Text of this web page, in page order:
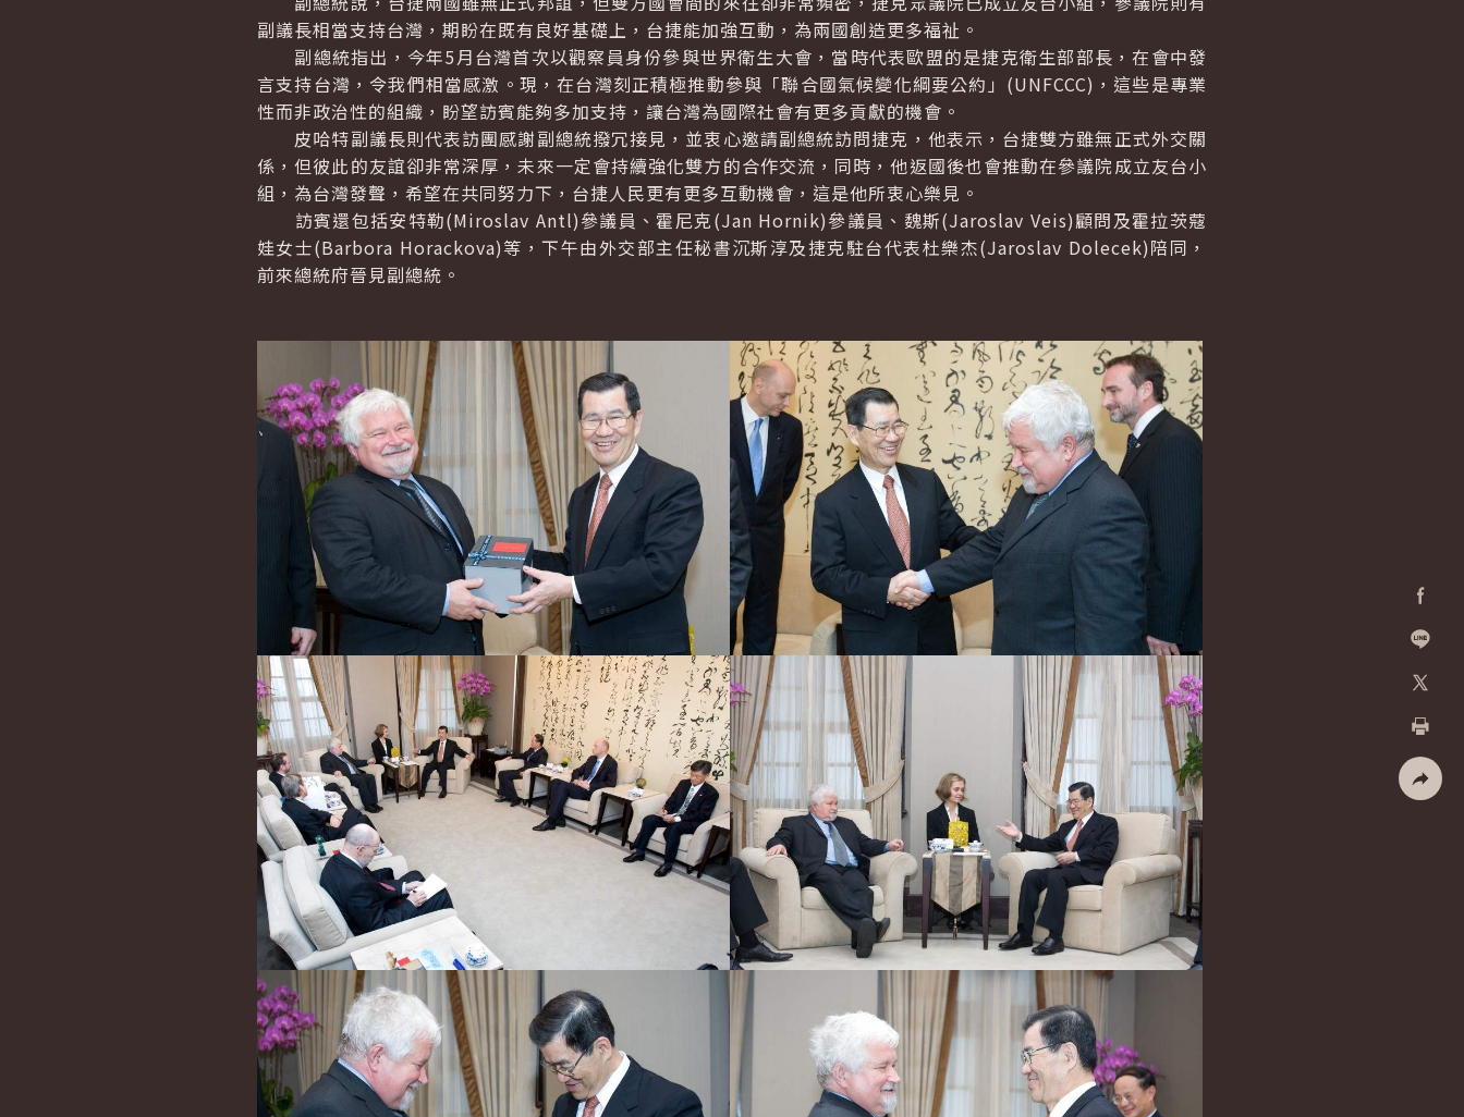
加入好
列印
副議長相當支持台灣，期盼在既有良好基礎上，台捷能加強互動，為兩國創造更多福祉。
副總統指出，今年5月台灣首次以觀察員身份參與世界衛生大會，當時代表歐盟的是捷克衛生部部長，在會中發
言支持台灣，令我們相當感激。現，在台灣刻正積極推動參與「聯合國氣候變化綱要公約」(UNFCCC)，這些是專業
性而非政治性的組織，盼望訪賓能夠多加支持，讓台灣為國際社會有更多貢獻的機會。
皮哈特副議長則代表訪團感謝副總統撥冗接見，並衷心邀請副總統訪問捷克，他表示，台捷雙方雖無正式外交關
係，但彼此的友誼卻非常深厚，未來一定會持續強化雙方的合作交流，同時，他返國後也會推動在參議院成立友台小
組，為台灣發聲，希望在共同努力下，台捷人民更有更多互動機會，這是他所衷心樂見。
訪賓還包括安特勒(Miroslav Antl)參議員、霍尼克(Jan Hornik)參議員、魏斯(Jaroslav Veis)顧問及霍拉茨蔻
娃女士(Barbora Horackova)等，下午由外交部主任秘書沉斯淳及捷克駐台代表杜樂杰(Jaroslav Dolecek)陪同，
前來總統府晉見副總統。